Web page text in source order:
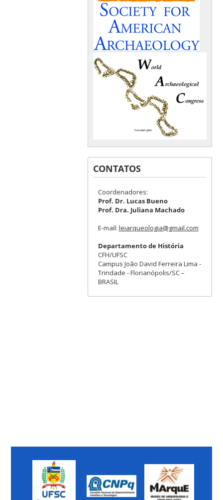
CONTATOS
Coordenadores:
Prof. Dr. Lucas Bueno
Prof. Dra. Juliana Machado
E-mail: leiarqueologia@gmail.com
Departamento de História
CFH/UFSC
Campus João David Ferreira Lima -
Trindade - Florianópolis/SC –
BRASIL